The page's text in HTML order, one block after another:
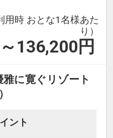
1日～2026年10月
番号：DP-1-
用時 おとな1名様あた
り）
136,200 円
雅に寛ぐリゾート
ント